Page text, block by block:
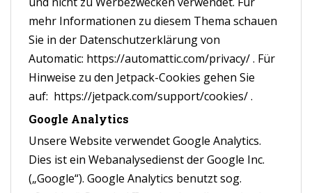
mehr Informationen zu diesem Thema schauen
Sie in der Datenschutzerklärung von
Automatic: https://automattic.com/privacy/. Für
Hinweise zu den Jetpack-Cookies gehen Sie
auf: https://jetpack.com/support/cookies/.
Google Analytics
Unsere Website verwendet Google Analytics.
Dies ist ein Webanalysedienst der Google Inc.
(„Google“). Google Analytics benutzt sog.